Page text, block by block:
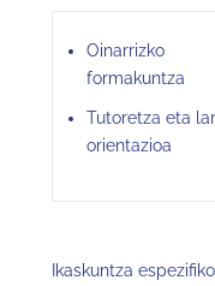
Oinarrizko
formakuntza
Tutoretza eta
orientazioa
Ikaskuntza